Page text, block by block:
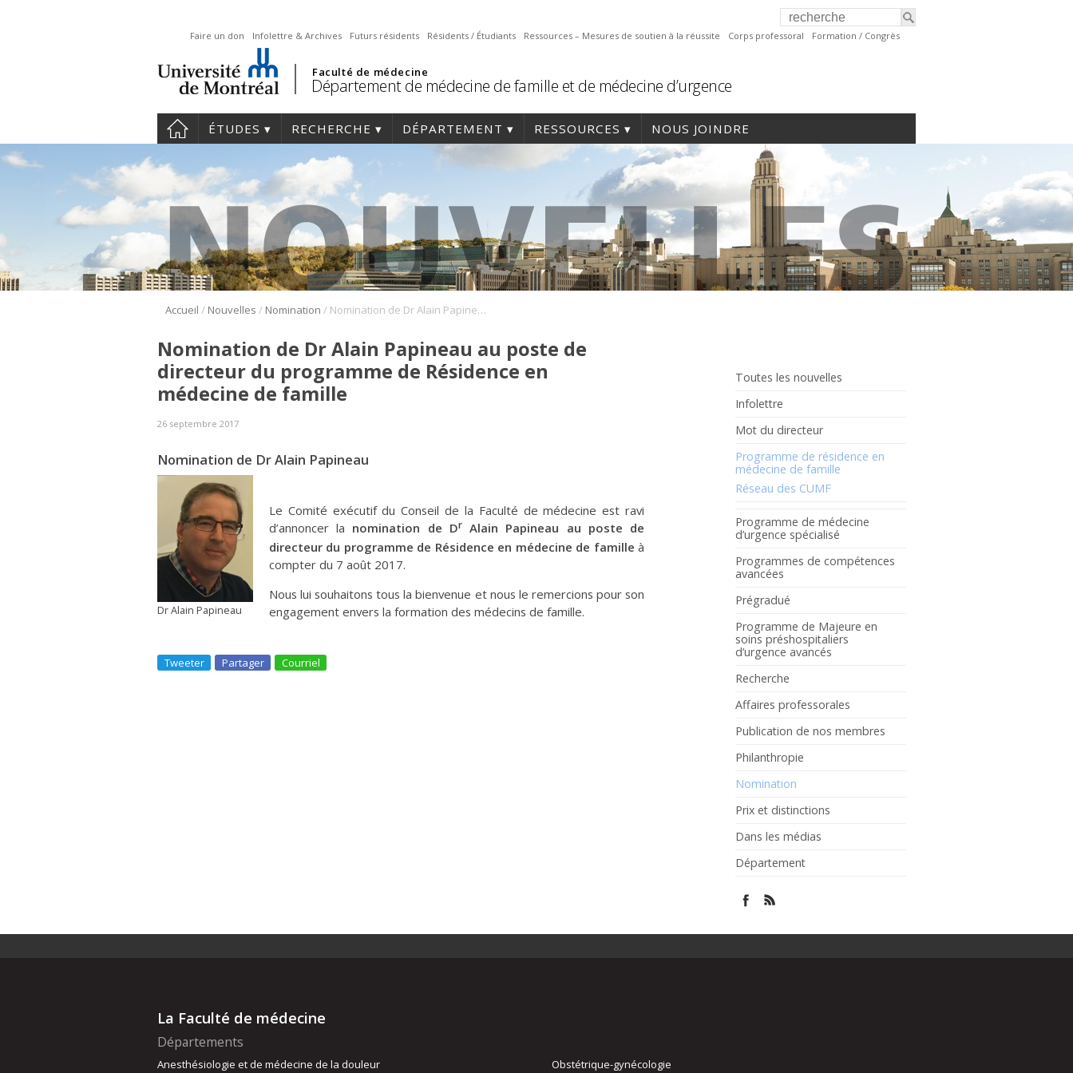
Faire un don Infolettre & Archives Futurs résidents Résidents / Étudiants Ressources – Mesures de soutien à la réussite Corps professoral Formation / Congrès
Faculté de médecine
Département de médecine de famille et de médecine d’urgence
ÉTUDES RECHERCHE DÉPARTEMENT RESSOURCES NOUS JOINDRE
Accueil / Nouvelles / Nomination / Nomination de Dr Alain Papineau au poste de directeur du programme de Résidence en médecine de famille
Toutes les nouvelles
Infolettre
Mot du directeur
Programme de résidence en
médecine de famille
Réseau des CUMF
Programme de médecine
d’urgence spécialisé
Programmes de compétences
avancées
Prégradué
Programme de Majeure en
soins préshospitaliers
d’urgence avancés
Recherche
Affaires professorales
Publication de nos membres
Philanthropie
Nomination
Prix et distinctions
Dans les médias
Département
Nomination de Dr Alain Papineau au poste de
directeur du programme de Résidence en
médecine de famille
26 septembre 2017
Nomination de Dr Alain Papineau
Dr Alain Papineau
Le Comité exécutif du Conseil de la Faculté de médecine est ravi
d’annoncer la nomination de DrAlain Papineau au poste de
directeur du programme de Résidence en médecine de famille à
compter du 7 août 2017.
Nous lui souhaitons tous la bienvenue et nous le remercions pour son
engagement envers la formation des médecins de famille.
Tweeter Partager Courriel
La Faculté de médecine
Départements
Anesthésiologie et de médecine de la douleur
Obstétrique-gynécologie